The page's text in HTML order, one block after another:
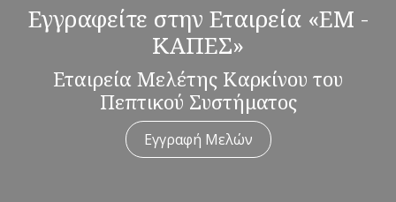
Εγγραφείτε στην Εταιρεία «ΕΜ -
ΚΑΠΕΣ»
Εταιρεία Μελέτης Καρκίνου του
Πεπτικού Συστήματος
Εγγραφή Μελών